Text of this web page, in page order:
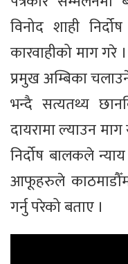
विनोद शाही
कारवाहीको माग गरे
प्रमुख अम्बिका
भन्दै सत्यतथ्य
दायरामा ल्याउन
निर्दोष बालकले
आफूहरुले
गर्नु परेको बताए ।